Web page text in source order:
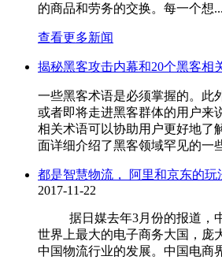
的商品和劳务的交换。每一个想...
查看更多新闻
揭秘黑客攻击内幕和20个黑客相
一些黑客术语是必须掌握的。此
或者即将走进黑客群体的用户来
相关术语可以协助用户更好地了
面详细介绍了黑客领域罕见的一
都是智慧物流， 阿里和京东的玩
2017-11-22
据日媒去年3月份的报道，中
世界上最大的电子商务大国，庞
中国物流行业的发展。中国电商